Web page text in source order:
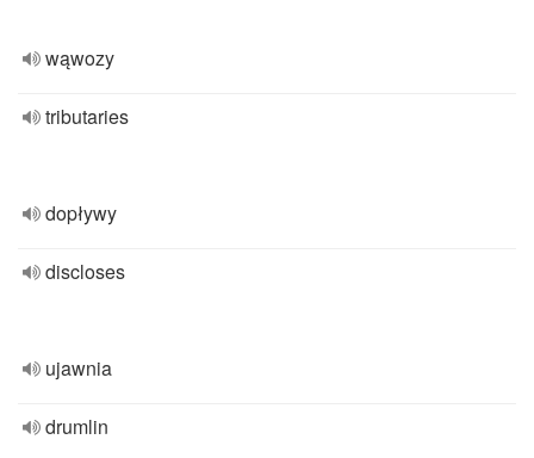
wąwozy
tributaries
dopływy
discloses
ujawnia
drumlin